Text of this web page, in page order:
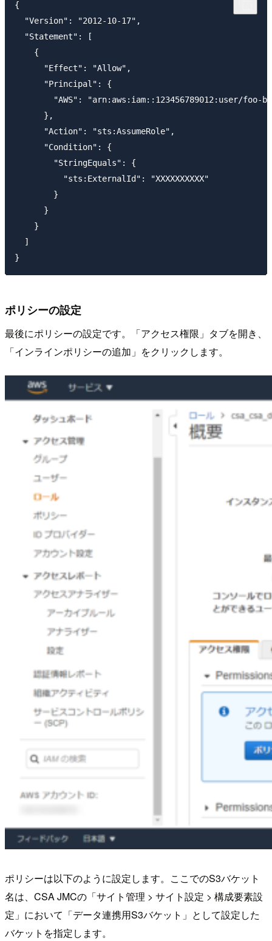
{
  "Version": "2012-10-17",
  "Statement": [
    {
      "Effect": "Allow",
      "Principal": {
"AWS": "arn:aws:iam::123456789012:user/foo-
      },
      "Action": "sts:AssumeRole",
      "Condition": {
        "StringEquals": {
          "sts:ExternalId": "XXXXXXXXXX"
        }
      }
    }
  ]
ポリシーの設定
最後にポリシーの設定です。「アクセス権限」タブを開き、
「インラインポリシーの追加」をクリックします。
ポリシーは以下のように設定します。ここでのS3バケット
名は、CSA JMCの「サイト管理 > サイト設定 > 構成要素設
定」において「データ連携用S3バケット」として設定した
バケットを指定します。